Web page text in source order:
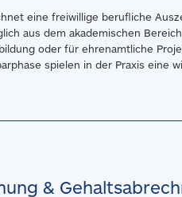
eine freiwillige berufliche
aus dem akademischen
oder für ehrenamtliche
spielen in der Praxis eine
&